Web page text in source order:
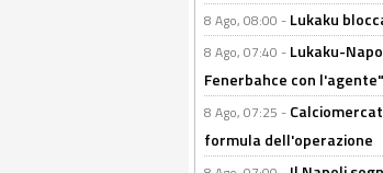
8 Ago, 08:00 - Lukaku
8 Ago, 07:40 - Lukaku-
Fenerbahce con l'agente"
8 Ago, 07:25 -
formula dell'operazione